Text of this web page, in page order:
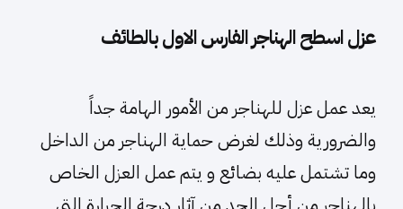
عزل اسطح الهناجر الفارس الاول بالطائف
يعد عمل عزل للهناجر من الأمور الهامة جداً
والضرورية وذلك لغرض حماية الهناجر من الداخل
وما تشتمل عليه بضائع و يتم عمل العزل الخاص